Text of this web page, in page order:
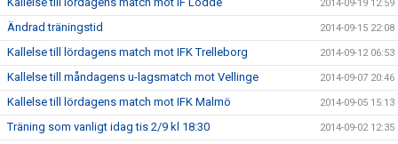
2014-09-19 12:59
Ändrad träningstid 2014-09-15 22:08
Kallelse till lördagens match mot IFK Trelleborg 2014-09-12 06:53
Kallelse till måndagens u-lagsmatch mot Vellinge 2014-09-07 20:46
Kallelse till lördagens match mot IFK Malmö 2014-09-05 15:13
Träning som vanligt idag tis 2/9 kl 18:30 2014-09-02 12:35